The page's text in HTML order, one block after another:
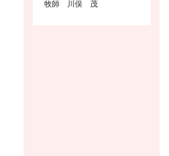
牧師 川俣 茂